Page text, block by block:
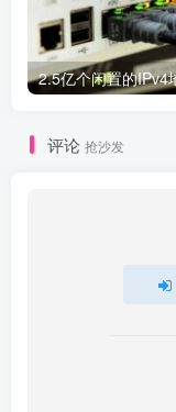
评论 抢沙发